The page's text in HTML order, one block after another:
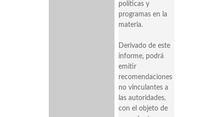
políticas y
programas en la
materia.
Derivado de este
informe, podrá
emitir
recomendaciones
no vinculantes a
las autoridades,
con el objeto de